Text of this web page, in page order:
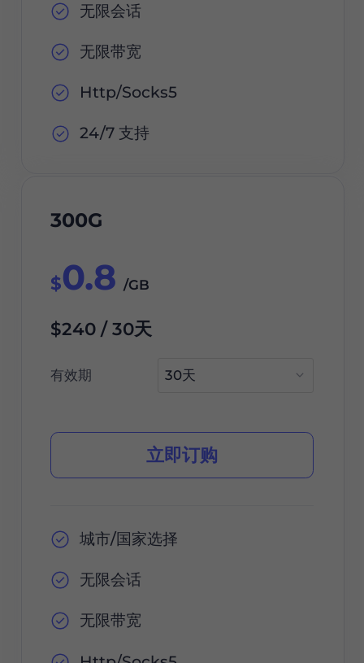
无限会话
无限带宽
Http/Socks5
24/7 支持
300G
$0.8 /GB
$240 / 30天
有效期
立即订购
城市/国家选择
无限会话
无限带宽